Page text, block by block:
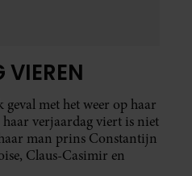
met het weer op haar
verjaardag viert is niet
man prins Constantijn
Claus-Casimir en